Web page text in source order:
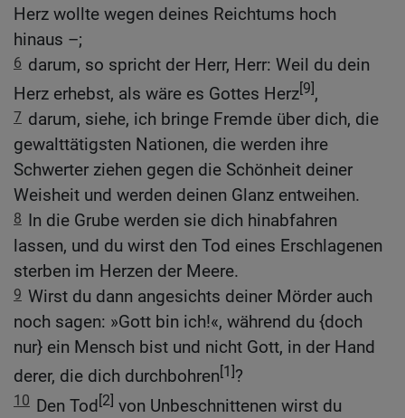
Herz wollte wegen deines Reichtums hoch
hinaus –;
6 darum, so spricht der Herr, Herr: Weil du dein
Herz erhebst, als wäre es Gottes Herz[9],
7 darum, siehe, ich bringe Fremde über dich, die
gewalttätigsten Nationen, die werden ihre
Schwerter ziehen gegen die Schönheit deiner
Weisheit und werden deinen Glanz entweihen.
8 In die Grube werden sie dich hinabfahren
lassen, und du wirst den Tod eines Erschlagenen
sterben im Herzen der Meere.
9 Wirst du dann angesichts deiner Mörder auch
noch sagen: »Gott bin ich!«, während du {doch
nur} ein Mensch bist und nicht Gott, in der Hand
derer, die dich durchbohren[1]?
10 Den Tod[2] von Unbeschnittenen wirst du